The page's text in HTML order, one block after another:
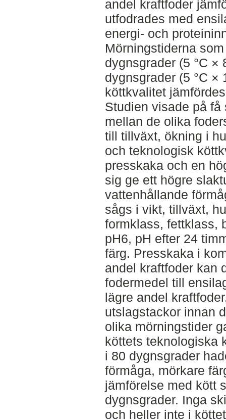
andel kraftfoder
utfodrades med
energi- och
Mörningstiderna
dygnsgrader (5 °C ×
dygnsgrader (5 °C ×
köttkvalitet
Studien visade på
mellan de olika
till tillväxt, ökning i
och teknologisk
presskaka och en
sig ge ett högre
vattenhållande
sågs i vikt, tillväxt,
formklass, fettklass,
pH6, pH efter 24
färg. Presskaka i
andel kraftfoder kan
fodermedel till
lägre andel
utslagstackor innan
olika mörningstider
köttets teknologiska
i 80 dygnsgrader
förmåga, mörkare
jämförelse med kött
dygnsgrader. Inga
och heller inte i